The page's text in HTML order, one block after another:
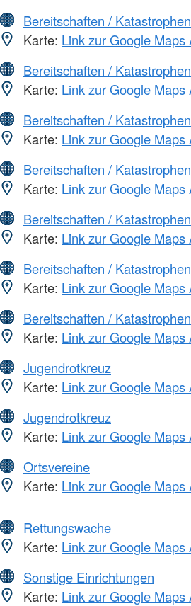
Bereitschaften /
Karte: Link zur Google Maps
Bereitschaften /
Karte: Link zur Google Maps
Bereitschaften /
Karte: Link zur Google Maps
Bereitschaften /
Karte: Link zur Google Maps
Bereitschaften /
Karte: Link zur Google Maps
Bereitschaften /
Karte: Link zur Google Maps
Bereitschaften /
Karte: Link zur Google Maps
Jugendrotkreuz
Karte: Link zur Google Maps
Jugendrotkreuz
Karte: Link zur Google Maps
Ortsvereine
Karte: Link zur Google Maps
Rettungswache
Karte: Link zur Google Maps
Sonstige Einrichtungen
Karte: Link zur Google Maps